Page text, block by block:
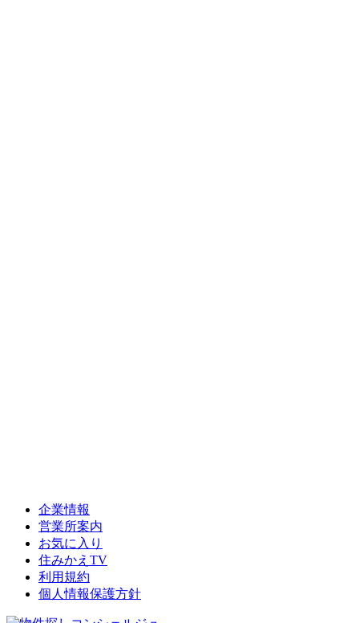
企業情報
営業所案内
お気に入り
住みかえTV
利用規約
個人情報保護方針